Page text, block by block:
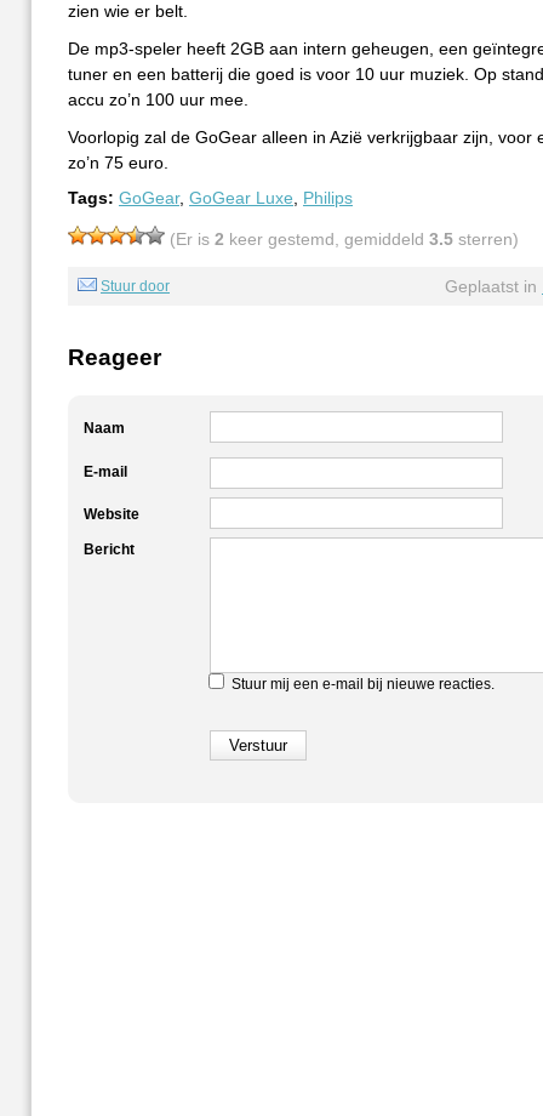
zien wie er belt.
De mp3-speler heeft 2GB aan intern geheugen, een
tuner en een batterij die goed is voor 10 uur muziek. Op
accu zo’n 100 uur mee.
Voorlopig zal de GoGear alleen in Azië verkrijgbaar zijn, voor
zo’n 75 euro.
Tags: GoGear, GoGear Luxe Philips
(Er is 2 keer gestemd, gemiddeld 3.5 sterren)
Stuur door Geplaatst in
Reageer
Naam
E-mail
Website
Bericht
Stuur mij een e-mail bij nieuwe reacties.